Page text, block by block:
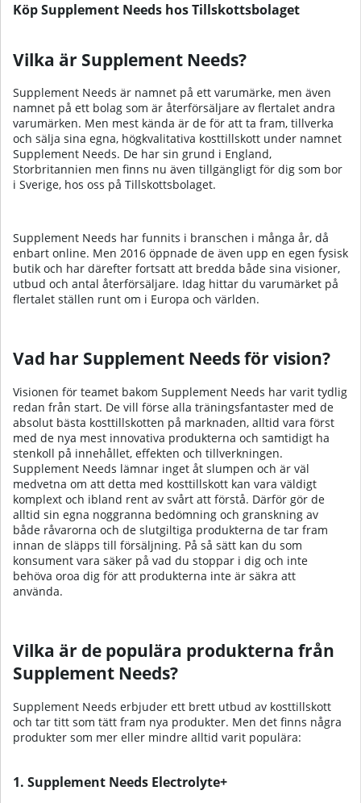
Köp Supplement Needs hos Tillskottsbolaget
Vilka är Supplement Needs?
Supplement Needs är namnet på ett varumärke, men även
namnet på ett bolag som är återförsäljare av flertalet andra
varumärken. Men mest kända är de för att ta fram, tillverka
och sälja sina egna, högkvalitativa kosttillskott under namnet
Supplement Needs. De har sin grund i England,
Storbritannien men finns nu även tillgängligt för dig som bor
i Sverige, hos oss på Tillskottsbolaget.
Supplement Needs har funnits i branschen i många år, då
enbart online. Men 2016 öppnade de även upp en egen fysisk
butik och har därefter fortsatt att bredda både sina visioner,
utbud och antal återförsäljare. Idag hittar du varumärket på
flertalet ställen runt om i Europa och världen.
Vad har Supplement Needs för vision?
Visionen för teamet bakom Supplement Needs har varit tydlig
redan från start. De vill förse alla träningsfantaster med de
absolut bästa kosttillskotten på marknaden, alltid vara först
med de nya mest innovativa produkterna och samtidigt ha
stenkoll på innehållet, effekten och tillverkningen.
Supplement Needs lämnar inget åt slumpen och är väl
medvetna om att detta med kosttillskott kan vara väldigt
komplext och ibland rent av svårt att förstå. Därför gör de
alltid sin egna noggranna bedömning och granskning av
både råvarorna och de slutgiltiga produkterna de tar fram
innan de släpps till försäljning. På så sätt kan du som
konsument vara säker på vad du stoppar i dig och inte
behöva oroa dig för att produkterna inte är säkra att
använda.
Vilka är de populära produkterna från
Supplement Needs?
Supplement Needs erbjuder ett brett utbud av kosttillskott
och tar titt som tätt fram nya produkter. Men det finns några
produkter som mer eller mindre alltid varit populära:
1. Supplement Needs Electrolyte+